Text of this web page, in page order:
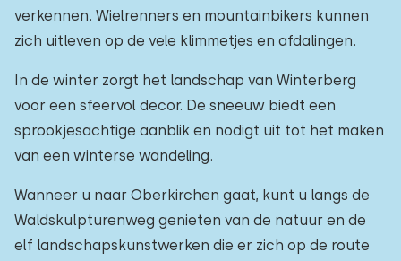
verkennen. Wielrenners en mountainbikers kunnen
zich uitleven op de vele klimmetjes en afdalingen.
In de winter zorgt het landschap van Winterberg
voor een sfeervol decor. De sneeuw biedt een
sprookjesachtige aanblik en nodigt uit tot het maken
van een winterse wandeling.
Wanneer u naar Oberkirchen gaat, kunt u langs de
Waldskulpturenweg genieten van de natuur en de
elf landschapskunstwerken die er zich op de route